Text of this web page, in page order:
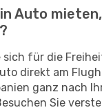
Auto
sich für die
direkt am
ganz nach
Sie